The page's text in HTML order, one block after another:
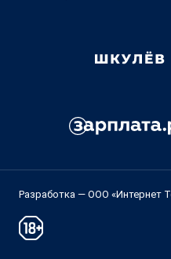
Разработка — ООО «Интернет